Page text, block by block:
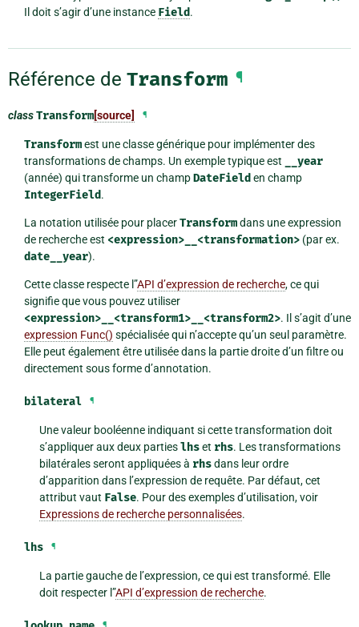
Il doit s’agir d’une instance Field.
Référence de Transform ¶
classTransform[source] ¶
Transformest une classe générique pour implémenter des
transformations de champs. Un exemple typique est
__year
(année) qui transforme un champDateFielden champ
IntegerField.
La notation utilisée pour placerTransformdans une expression
de recherche est <expression>__<transformation>(par ex.
date__year).
Cette classe respecte l”API d’expression de recherche, ce qui
signifie que vous pouvez utiliser
<expression>__<transform1>__<transform2>. Il s’agit d’une
expression Func() spécialisée qui n’accepte qu’un seul paramètre.
Elle peut également être utilisée dans la partie droite d’un filtre ou
directement sous forme d’annotation.
bilateral ¶
Une valeur booléenne indiquant si cette transformation doit
s’appliquer aux deux partieslhset rhs. Les transformations
bilatérales seront appliquées à rhsdans leur ordre
d’apparition dans l’expression de requête. Par défaut, cet
attribut vaut False. Pour des exemples d’utilisation, voir
Expressions de recherche personnalisées.
lhs ¶
La partie gauche de l’expression, ce qui est transformé. Elle
doit respecter l”API d’expression de recherche.
¶